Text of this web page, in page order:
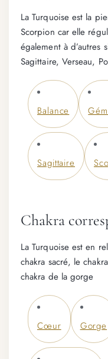
La Turquoise est la
Scorpion car elle
également à d’autres
Sagittaire, Verseau,
Balance
Sagittaire
Chakra
La Turquoise est en
chakra sacré, le
chakra de la gorge
Cœur Gorge